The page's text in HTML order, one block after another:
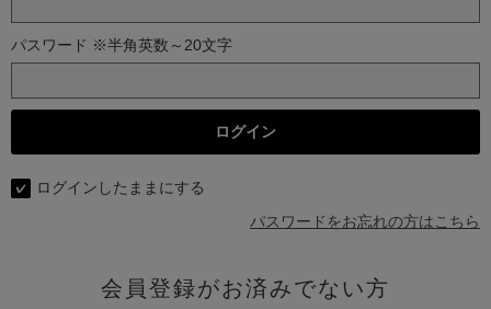
パスワード ※半角英数～20文字
ログインしたままにする
パスワードをお忘れの方はこちら
会員登録がお済みでない方